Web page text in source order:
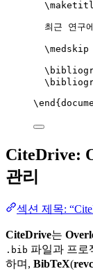
최근 연구
\medskip
\end {
CiteDrive:
관리
섹션 제목:
CiteDrive는
.bib 파일과 프로
하며, BibTeX(